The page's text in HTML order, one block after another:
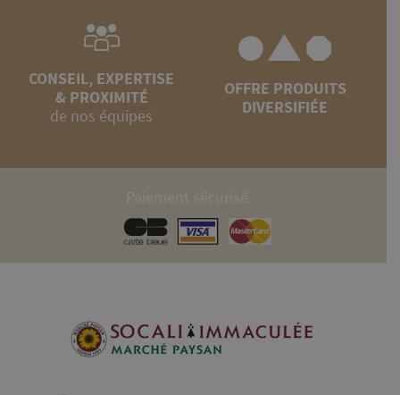
CONSEIL, EXPERTISE
& PROXIMITÉ
de nos équipes
OFFRE PRODUITS
DIVERSIFIÉE
Paiement sécurisé